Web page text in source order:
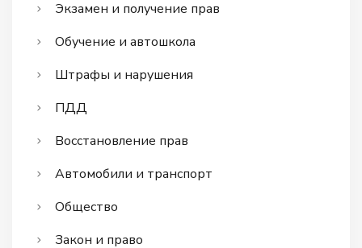
Экзамен и получение прав
Обучение и автошкола
Штрафы и нарушения
ПДД
Восстановление прав
Автомобили и транспорт
Общество
Закон и право